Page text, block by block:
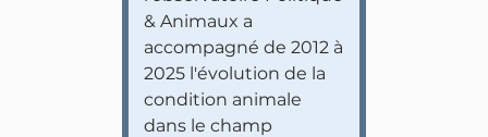
& Animaux a
accompagné de 2012 à
2025 l'évolution de la
condition animale
dans le champ